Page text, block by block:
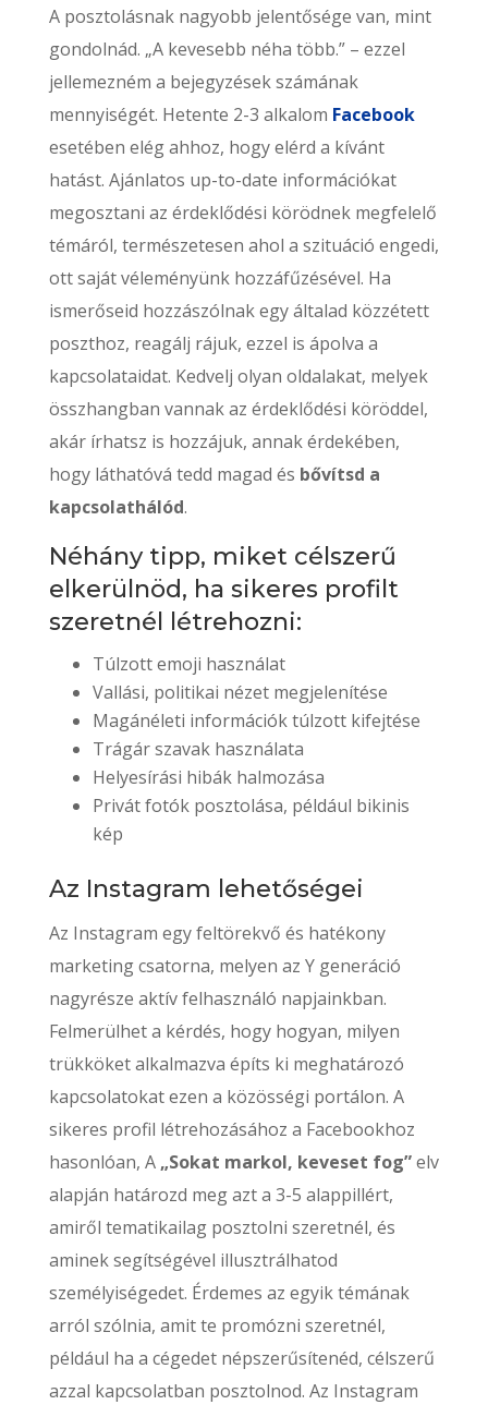
A posztolásnak nagyobb jelentősége van, mint
gondolnád. „A kevesebb néha több.” – ezzel
jellemezném a bejegyzések számának
mennyiségét. Hetente 2-3 alkalom Facebook
esetében elég ahhoz, hogy elérd a kívánt
hatást. Ajánlatos up-to-date információkat
megosztani az érdeklődési körödnek megfelelő
témáról, természetesen ahol a szituáció engedi,
ott saját véleményünk hozzáfűzésével. Ha
ismerőseid hozzászólnak egy általad közzétett
poszthoz, reagálj rájuk, ezzel is ápolva a
kapcsolataidat. Kedvelj olyan oldalakat, melyek
összhangban vannak az érdeklődési köröddel,
akár írhatsz is hozzájuk, annak érdekében,
hogy láthatóvá tedd magad és bővítsd a
kapcsolathálód.
Néhány tipp, miket célszerű
elkerülnöd, ha sikeres profilt
szeretnél létrehozni:
Túlzott emoji használat
Vallási, politikai nézet megjelenítése
Magánéleti információk túlzott kifejtése
Trágár szavak használata
Helyesírási hibák halmozása
Privát fotók posztolása, például bikinis
kép
Az Instagram lehetőségei
Az Instagram egy feltörekvő és hatékony
marketing csatorna, melyen az Y generáció
nagyrésze aktív felhasználó napjainkban.
Felmerülhet a kérdés, hogy hogyan, milyen
trükköket alkalmazva építs ki meghatározó
kapcsolatokat ezen a közösségi portálon. A
sikeres profil létrehozásához a Facebookhoz
hasonlóan, A „Sokat markol, keveset fog”elv
alapján határozd meg azt a 3-5 alappillért,
amiről tematikailag posztolni szeretnél, és
aminek segítségével illusztrálhatod
személyiségedet. Érdemes az egyik témának
arról szólnia, amit te promózni szeretnél,
például ha a cégedet népszerűsítenéd, célszerű
azzal kapcsolatban posztolnod. Az Instagram